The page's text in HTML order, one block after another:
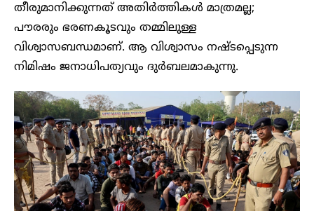
തീരുമാനിക്കുന്നത് അതിർത്തികൾ മാത്രമല്ല;
പൗരരും ഭരണകൂടവും തമ്മിലുള്ള
വിശ്വാസബന്ധമാണ്. ആ വിശ്വാസം നഷ്ടപ്പെടുന്ന
നിമിഷം ജനാധിപത്യവും ദുർബലമാകുന്നു.